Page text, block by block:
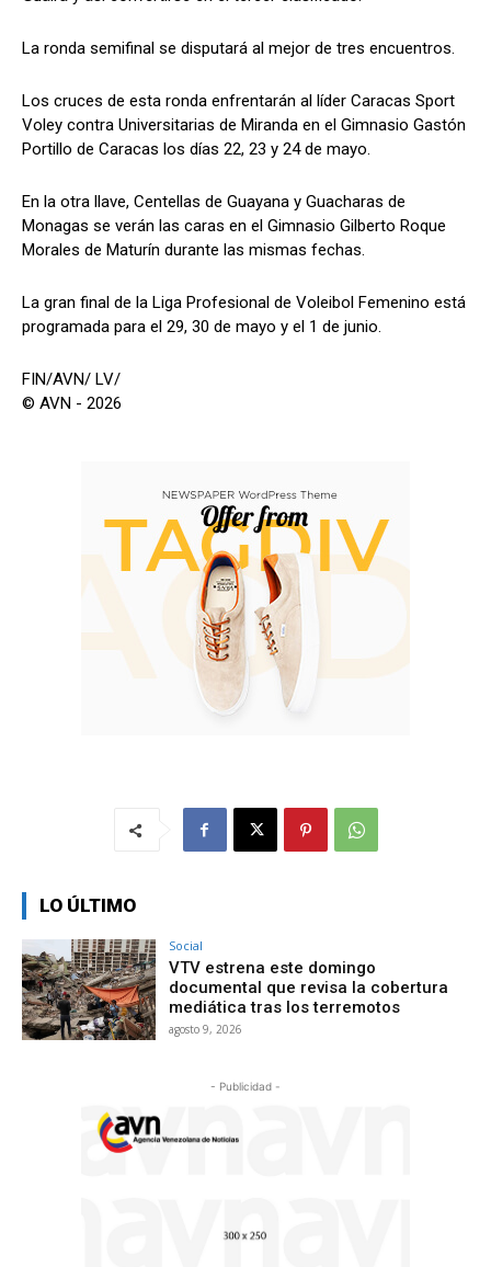
La ronda semifinal se disputará al mejor de tres encuentros.
Los cruces de esta ronda enfrentarán al líder Caracas Sport
Voley contra Universitarias de Miranda en el Gimnasio Gastón
Portillo de Caracas los días 22, 23 y 24 de mayo.
En la otra llave, Centellas de Guayana y Guacharas de
Monagas se verán las caras en el Gimnasio Gilberto Roque
Morales de Maturín durante las mismas fechas.
La gran final de la Liga Profesional de Voleibol Femenino está
programada para el 29, 30 de mayo y el 1 de junio.
FIN/AVN/ LV/
© AVN - 2026
LO ÚLTIMO
Social
VTV estrena este domingo
documental que revisa la cobertura
mediática tras los terremotos
agosto 9, 2026
- Publicidad -